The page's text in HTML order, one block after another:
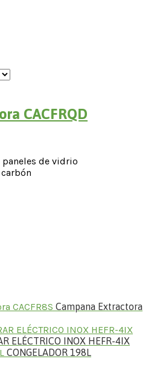
CACFRQD
paneles de vidrio
Campana Extractora
ELÉCTRICO INOX HEFR-4IX
CONGELADOR 198L